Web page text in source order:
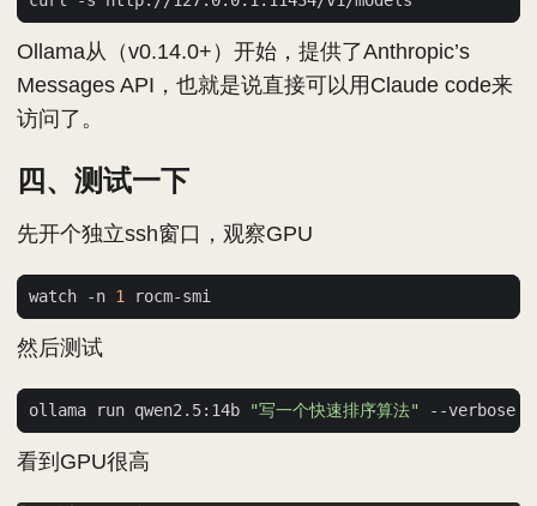
Ollama从（v0.14.0+）开始，提供了Anthropic’s
Messages API，也就是说直接可以用Claude code来
访问了。
四、测试一下
先开个独立ssh窗口，观察GPU
watch -n 1
然后测试
ollama run qwen2.5:14b "写一个快速排序算法"
看到GPU很高